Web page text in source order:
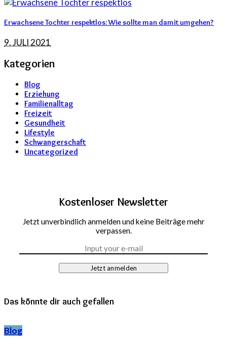
Erwachsene Tochter respektlos: Wie sollte man damit umgehen?
9. JULI 2021
Kategorien
Blog
Erziehung
Familienalltag
Freizeit
Gesundheit
Lifestyle
Schwangerschaft
Uncategorized
Kostenloser Newsletter
Jetzt unverbindlich anmelden und keine Beiträge mehr
verpassen.
Jetzt anmelden
Das könnte dir auch gefallen
Blog